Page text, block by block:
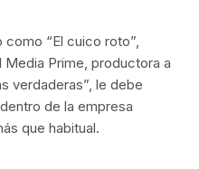
“El cuico roto”,
Prime, productora a
verdaderas”, le debe
de la empresa
que habitual.